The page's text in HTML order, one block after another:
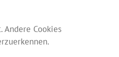
Andere Cookies